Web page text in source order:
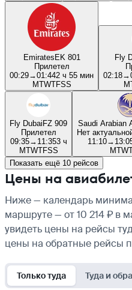
EmiratesEK 801
Прилетел
00:29→01:442 ч 55 мин
MTWTFSS
Fly
02:18→
M
Fly DubaiFZ 909
Прилетел
09:35→ 11:353 ч
MTWTFSS
Saudi Arabian
Нет
11:10→
MTW
Показать ещё 10 рейсов
Цены на
Ниже — календарь
маршруте — от 10 214 ₽ в
увидеть цены на рейсы
цены на обратные рейсы
Только туда Туда и